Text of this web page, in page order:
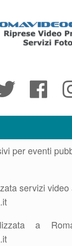
servizi video
a